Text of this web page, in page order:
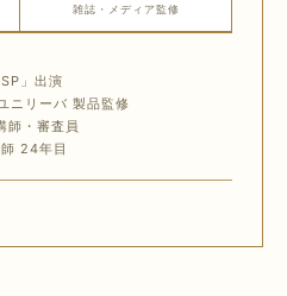
雑誌・メディア監修
」出演
ニリーバ 製品監修
師・審査員
24年目